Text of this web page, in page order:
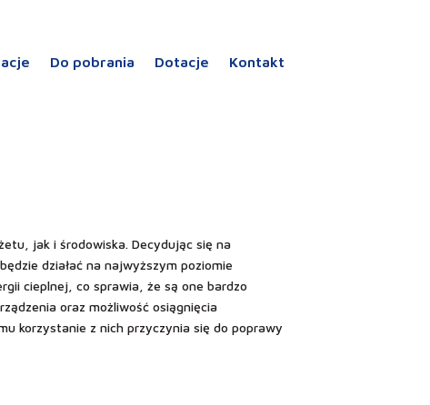
Do pobrania Dotacje Kontakt
jak i środowiska. Decydując się na
działać na najwyższym poziomie
cieplnej, co sprawia, że są one bardzo
oraz możliwość osiągnięcia
korzystanie z nich przyczynia się do poprawy